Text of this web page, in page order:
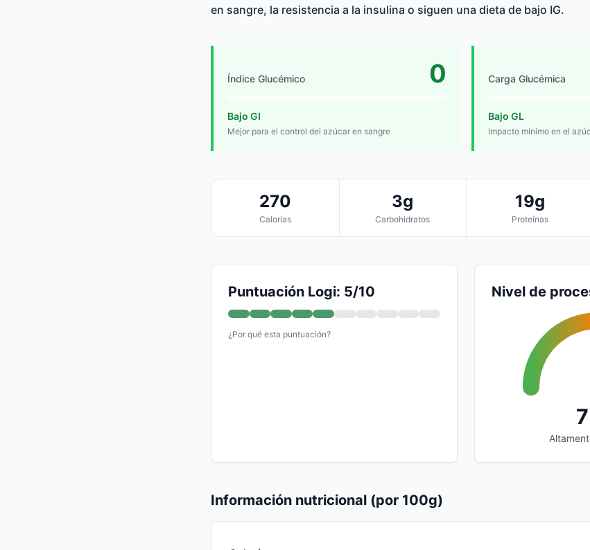
en sangre, la resistencia a la insulina o siguen una dieta de bajo IG.
Índice Glucémico 0
Bajo GI
Mejor para el control del azúcar en sangre
Carga Glucémica
Bajo GL
Impacto mínimo en el
270
Calorías
3g
Carbohidratos
19g
Proteínas
Puntuación Logi: 5/10
¿Por qué esta puntuación?
Nivel de
Información nutricional (por 100g)